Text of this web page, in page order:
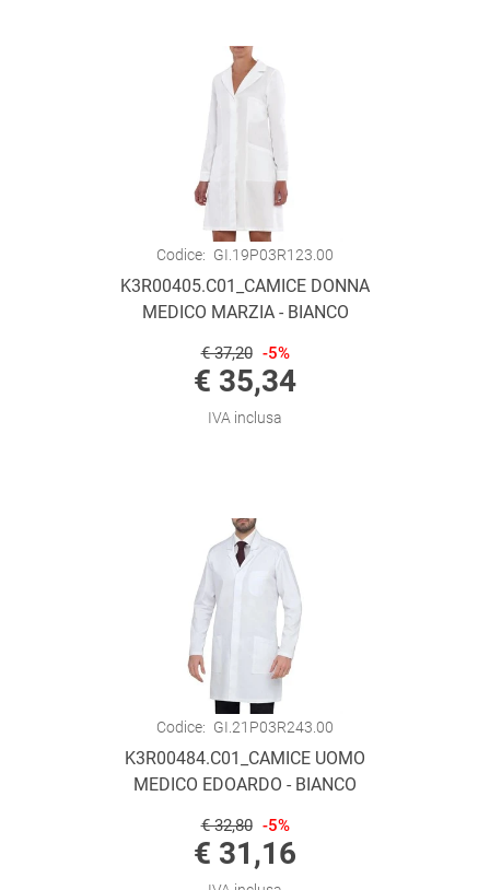
Codice: GI.19P03R123.00
K3R00405.C01_CAMICE DONNA
MEDICO MARZIA - BIANCO
€ 37,20 -5%
€ 35,34
IVA inclusa
Codice: GI.21P03R243.00
K3R00484.C01_CAMICE UOMO
MEDICO EDOARDO - BIANCO
€ 32,80 -5%
€ 31,16